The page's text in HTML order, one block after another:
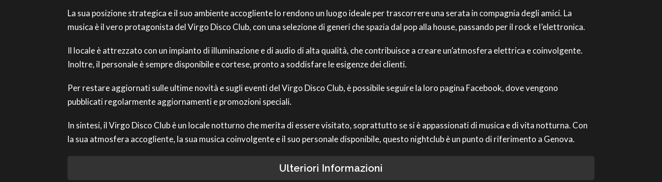
La sua posizione strategica e il suo ambiente accogliente lo rendono un luogo ideale per trascorrere una serata in compagnia degli amici. La
musica è il vero protagonista del Virgo Disco Club, con una selezione di generi che spazia dal pop alla house, passando per il rock e l’elettronica.
Il locale è attrezzato con un impianto di illuminazione e di audio di alta qualità, che contribuisce a creare un’atmosfera elettrica e coinvolgente.
Inoltre, il personale è sempre disponibile e cortese, pronto a soddisfare le esigenze dei clienti.
Per restare aggiornati sulle ultime novità e sugli eventi del Virgo Disco Club, è possibile seguire la loro pagina Facebook, dove vengono
pubblicati regolarmente aggiornamenti e promozioni speciali.
In sintesi, il Virgo Disco Club è un locale notturno che merita di essere visitato, soprattutto se si è appassionati di musica e di vita notturna. Con
la sua atmosfera accogliente, la sua musica coinvolgente e il suo personale disponibile, questo nightclub è un punto di riferimento a Genova.
Ulteriori Informazioni